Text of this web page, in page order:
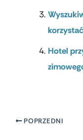
korzystać
Hotel
POPRZEDNI